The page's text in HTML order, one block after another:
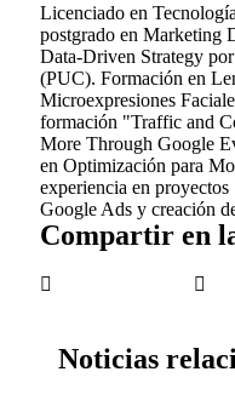
Licenciado en
postgrado en Marketing
Data-Driven Strategy
(PUC). Formación en
Microexpresiones
formación "Traffic and
More Through Google
en Optimización para
experiencia en
Google Ads y creación
Compartir en
Noticias